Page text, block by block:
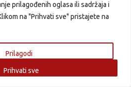
prilagođenih oglasa ili sadržaja i
na "Prihvati sve" pristajete na
Prilagodi
Prihvati sve
članak/a
cannoli kremom – sicilijanski